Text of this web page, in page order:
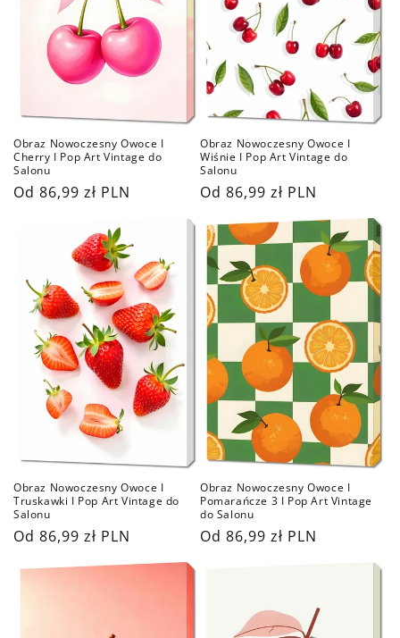
Obraz Nowoczesny Owoce I
Cherry I Pop Art Vintage do
Salonu
Cena
Od 86,99 zł PLN
Obraz Nowoczesny Owoce I
Wiśnie I Pop Art Vintage do
Salonu
Cena
Od 86,99 zł PLN
Obraz Nowoczesny Owoce I
Truskawki I Pop Art Vintage do
Salonu
Cena
Od 86,99 zł PLN
Obraz Nowoczesny Owoce I
Pomarańcze 3 I Pop Art Vintage
do Salonu
Cena
Od 86,99 zł PLN